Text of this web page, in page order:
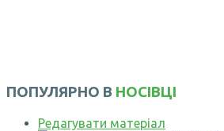
ПОПУЛЯРНО В НОСІВЦІ
Редагувати матеріал